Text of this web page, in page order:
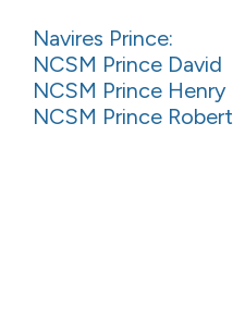
Navires Prince:
NCSM Prince David
NCSM Prince Henry
NCSM Prince Robert